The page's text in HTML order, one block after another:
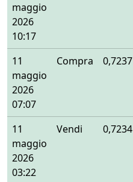
maggio
2026
10:17
11
maggio
2026
07:07
Compra 0,7237
11
maggio
2026
03:22
Vendi 0,7234